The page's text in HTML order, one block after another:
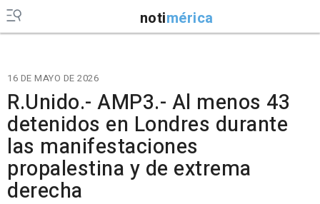
notimérica
16 DE MAYO DE 2026
R.Unido.- AMP3.- Al menos 43
detenidos en Londres durante
las manifestaciones
propalestina y de extrema
derecha